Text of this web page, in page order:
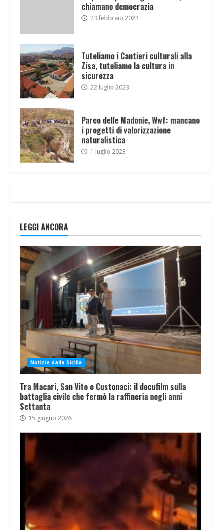
chiamano democrazia
23 febbraio 2024
Tuteliamo i Cantieri culturali alla
Zisa, tuteliamo la cultura in
sicurezza
22 luglio 2023
Parco delle Madonie, Wwf: mancano
i progetti di valorizzazione
naturalistica
1 luglio 2023
LEGGI ANCORA
Notizie dalla Sicilia
Tra Macari, San Vito e Custonaci: il docufilm sulla
battaglia civile che fermò la raffineria negli anni
Settanta
15 giugno 2026